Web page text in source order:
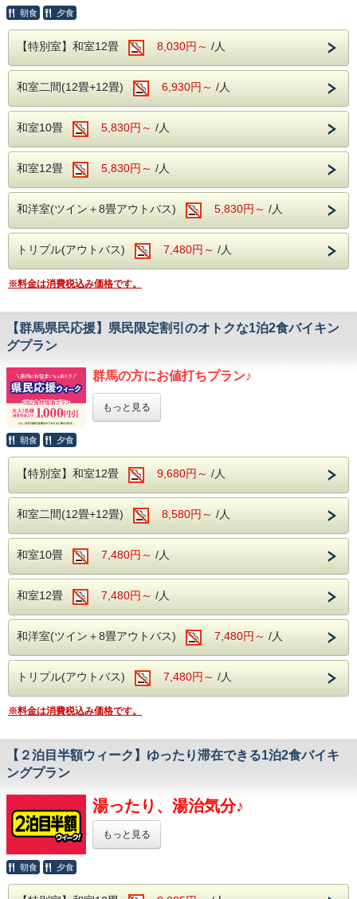
飲み過ぎちゃっても
もちろん追加料金はございません！
＜館内施設（無料サービス）＞
・ロビー：開けた窓より、湯檜曽の景色に
快適にご利用いただけます。
・カラオケ・卓球：無料でご利用いただけます。
ぜひ仲のいいご友人とともに
当館で最高の思い出を作ってくださいね！
【学タビプランの詳しい内容は をクリック】
ホテル湯の陣は・・・
＜滾々と湧き出る湯檜曽温泉を堪能♪＞
滾々と湧き出る源泉は心身を柔らかく包みます。
保温・保湿効果に優れており、
＜アルコール飲み放題付！
バイキングで心ゆくまで乾杯＞
サラダや揚げ物、
多数ご用意しております。
そしてなんといってもアルコール！
ワインや焼酎、日本酒などが飲み放題で
お楽しみいただけます。
飲み過ぎにはお気を付けくださいませ・・・
食べて、飲んで、温泉で癒されてください。
食べ過ぎちゃっても
温泉でゆっくりと日頃の疲れを癒してください。
＜館内施設（無料サービス）＞
・ロビー：開けた窓より、湯檜曽の景色に
疲れを癒してください。
・全室Wifi完備：お部屋でのPC作業や動画視聴も
快適にご利用いただけます。
＜オススメの観光施設＞
当館から車で約10分
ロープウェイとリフトで上ると、
そこは標高1500mの別天地。
展望台のカフェで一休みしたら、
2000m級の山々を眺めながら虹さんぽロードを
名物山グルメ・谷川岳パングラタンや
岩場を望むサイクリングなど、
道の駅 水紀行館
当館からお車で約10分
原田農園
当館からお車で約50分
各季節ごとの果物狩りはもちろん、
ジャム作りや売店も充実している
～1室の人数が増えるほどおトク！～
・1室3名様利用：1,000円引き
・1室4名様利用：1,500円引き
・1室5名様利用：2,500円引き
※表示価格は割引後の料金で、
※各種優待券、割引プランやキャンペーンなどとの
併用は出来ません。
※本プランは１室３名様～のご利用となっております。
※特別室へのご宿泊は料金が異なります。
◆◇◆◇◆◇◆ 対象期間 ◆◇◆◇◆◇◆
【2026年】
8月30日～9月4日
9月27日～10月2日
11月8日～11月13日
11月29日～12月4日
＜アルコール飲み放題付！
様々な食材を利用した約50種類のバイキン
グ。
子供も大人も、
おじいちゃんおばあちゃんまで。
みなさまが楽しめるお食事を
ワインや焼酎、日本酒などが飲み放題で
お楽しみいただけます。
飲み過ぎにはお気を付けくださいませ・・・
食べて、飲んで、温泉で癒されてください。
食べ過ぎちゃっても
飲み過ぎちゃっても
もちろん追加料金はございません！
温泉でゆっくりと日頃の疲れを癒してくださ
＜館内施設（無料サービス）＞
・ロビー：解放感のある窓より、湯檜曽の景
・全室Wifi完備：お部屋でのPC作業や動画視
朝食 夕食
【特別室】和室12畳 8,030円～ /人
和室二間(12畳+12畳) 6,930円～ /人
和室10畳 5,830円～ /人
和室12畳 5,830円～ /人
和洋室(ツイン＋8畳アウトバス) 5,830円～ /人
トリプル(アウトバス) 7,480円～ /人
※料金は消費税込み価格です。
【群馬県民応援】県民限定割引のオトクな1泊2食バイキン
グプラン
群馬の方にお値打ちプラン♪
地元・群馬県を応援します！！
たまにはオトクな料金で、
ゆったり温泉で
お寛ぎいただくのはいかがですか？
本プランは期間限定のプランです！！
このチャンスをお見逃しなく。
《対象期間》
2026年
9月13日～9月18日
10月12日～10月16日
11月23日～11月27日
12月6日～12月11日
≪県民応援ウィークの詳しい内容は
ホテル湯の陣は・・・
＜滾々と湧き出る湯檜曽温泉を堪能♪＞
保温・保湿効果に優れており、
疲労回復や関節痛、冷え性に効能が望めます。
体の芯からご実感くださいませ。
＜アルコール飲み放題付！
もっと見る
朝食 夕食
【特別室】和室12畳 9,680円～ /人
和室二間(12畳+12畳) 8,580円～ /人
和室10畳 7,480円～ /人
和室12畳 7,480円～ /人
和洋室(ツイン＋8畳アウトバス) 7,480円～ /人
トリプル(アウトバス) 7,480円～ /人
※料金は消費税込み価格です。
【２泊目半額ウィーク】ゆったり滞在できる1泊2食バイキ
ングプラン
湯ったり、湯治気分♪
「2泊目半額ウィーク」♪
もっと見る
朝食 夕食